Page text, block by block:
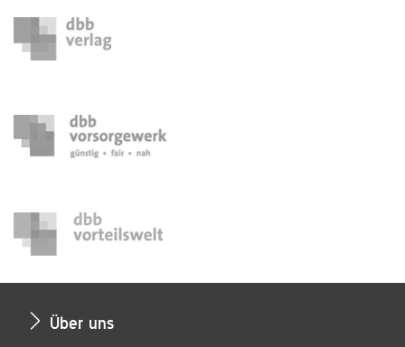
Über uns